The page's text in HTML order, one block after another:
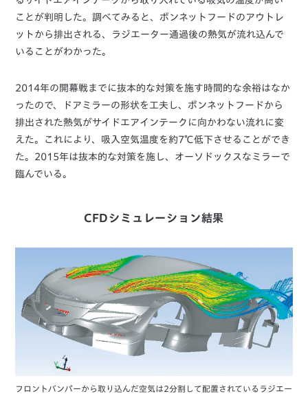
ことが判明した。調べてみると、ボンネットフードのアウトレ
ットから排出される、ラジエーター通過後の熱気が流れ込んで
いることがわかった。
2014年の開幕戦までに抜本的な対策を施す時間的な余裕はなか
ったので、ドアミラーの形状を工夫し、ボンネットフードから
排出された熱気がサイドエアインテークに向かわない流れに変
えた。これにより、吸入空気温度を約7℃低下させることができ
た。2015年は抜本的な対策を施し、オーソドックスなミラーで
臨んでいる。
CFDシミュレーション結果
フロントバンパーから取り込んだ空気は2分割して配置されているラジエー